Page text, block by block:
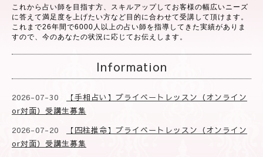
これから占い師を目指す方、スキルアップしてお客様の幅広いニーズ
に答えて満足度を上げたい方など目的に合わせて受講して頂けます。
これまで26年間で6000人以上の占い師を指導してきた実績がありま
すので、今のあなたの状況に応じてお伝えします。
Information
2026-07-30
【手相占い】プライベートレッスン（オンライン
or対面）受講生募集
2026-07-20
【四柱推命】プライベートレッスン（オンライン
or対面）受講生募集